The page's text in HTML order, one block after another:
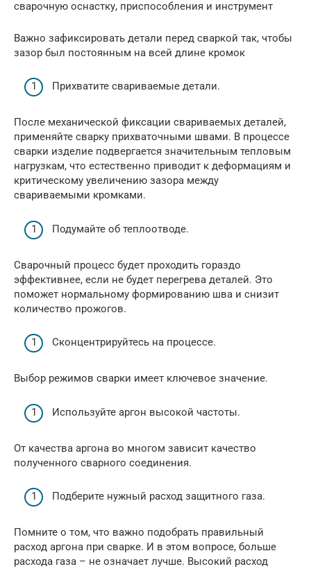
сварочную оснастку, приспособления и инструмент
Важно зафиксировать детали перед сваркой так, чтобы
зазор был постоянным на всей длине кромок
Прихватите свариваемые детали.
После механической фиксации свариваемых деталей,
применяйте сварку прихваточными швами. В процессе
сварки изделие подвергается значительным тепловым
нагрузкам, что естественно приводит к деформациям и
критическому увеличению зазора между
свариваемыми кромками.
Подумайте об теплоотводе.
Сварочный процесс будет проходить гораздо
эффективнее, если не будет перегрева деталей. Это
поможет нормальному формированию шва и снизит
количество прожогов.
Сконцентрируйтесь на процессе.
Выбор режимов сварки имеет ключевое значение.
Используйте аргон высокой частоты.
От качества аргона во многом зависит качество
полученного сварного соединения.
Подберите нужный расход защитного газа.
Помните о том, что важно подобрать правильный
расход аргона при сварке. И в этом вопросе, больше
расхода газа – не означает лучше. Высокий расход